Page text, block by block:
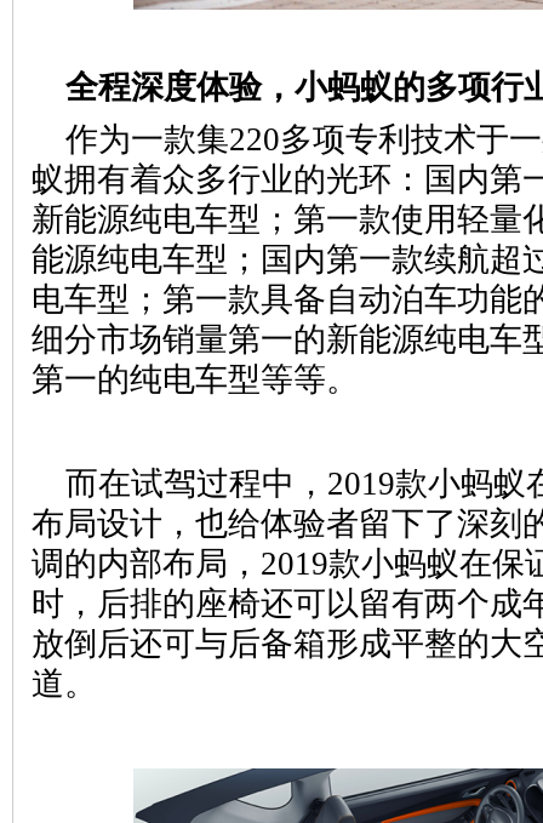
全程深度体验，小蚂蚁的多项行
作为一款集220多项专利技术于
蚁拥有着众多行业的光环：国内第
新能源纯电车型；第一款使用轻量
能源纯电车型；国内第一款续航超
电车型；第一款具备自动泊车功能
细分市场销量第一的新能源纯电车
第一的纯电车型等等。
而在试驾过程中，2019款小蚂蚁
布局设计，也给体验者留下了深刻
调的内部布局，2019款小蚂蚁在保
时，后排的座椅还可以留有两个成
放倒后还可与后备箱形成平整的大
道。